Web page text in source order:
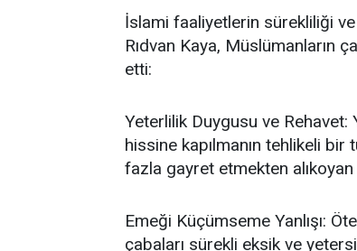
İslami faaliyetlerin sürekliliği
Rıdvan Kaya, Müslümanların
etti:
Yeterlilik Duygusu ve Rehavet:
hissine kapılmanın tehlikeli
fazla gayret etmekten
Emeği Küçümseme Yanlışı:
çabaları sürekli eksik ve